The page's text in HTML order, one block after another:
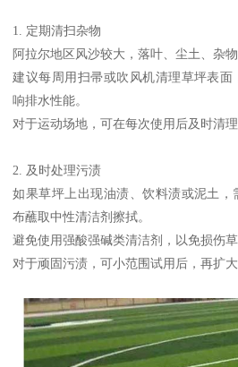
1. 定期清扫杂物
阿拉尔地区风沙较大，落叶、尘土、杂物
建议每周用扫帚或吹风机清理草坪表
响排水性能。
对于运动场地，可在每次使用后及时清
2. 及时处理污渍
如果草坪上出现油渍、饮料渍或泥土
布蘸取中性清洁剂擦拭。
避免使用强酸强碱类清洁剂，以免损伤草
对于顽固污渍，可小范围试用后，再扩大